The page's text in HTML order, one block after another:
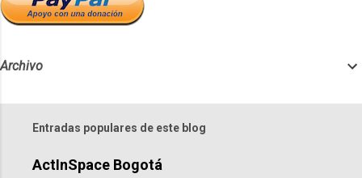
Archivo
Entradas populares de este blog
ActInSpace Bogotá